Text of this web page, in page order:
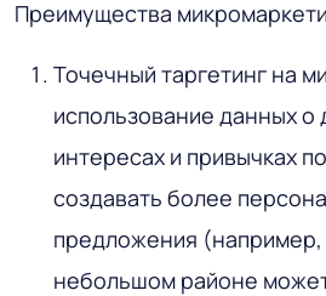
Преимущества
Точечный таргетинг на
использование данных о
интересах и привычках
создавать более
предложения
небольшом районе